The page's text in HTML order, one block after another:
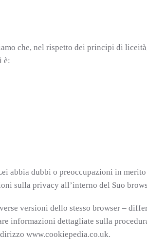
che, nel rispetto dei principi di
è:
abbia dubbi o preoccupazioni in
sulla privacy all’interno del Suo
versioni dello stesso browser –
informazioni dettagliate sulla
www.cookiepedia.co.uk.